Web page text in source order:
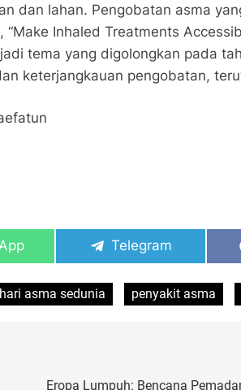
dan lahan. Pengobatan asma
“Make Inhaled Treatments
tema yang digolongkan pada
keterjangkauan pengobatan,
Share
Telegram
hari asma sedunia penyakit asma
Eropa Lumpuh: Bencana